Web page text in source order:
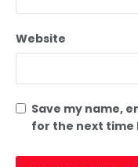
Website
Save my name,
for the next time